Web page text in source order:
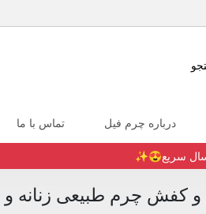
درباره چرم فیل تماس با ما
سریع😍✨️
چرم طبیعی زنانه و